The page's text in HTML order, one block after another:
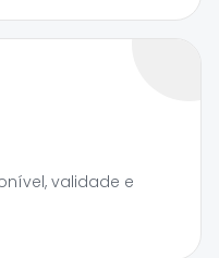
validade e